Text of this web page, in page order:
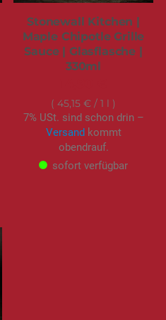
Stonewall Kitchen |
Maple Chipotle Grille
Sauce | Glasflasche |
330ml
45,15 € / 1 l
7% USt. sind schon drin –
Versandkommt
obendrauf.
sofort verfügbar